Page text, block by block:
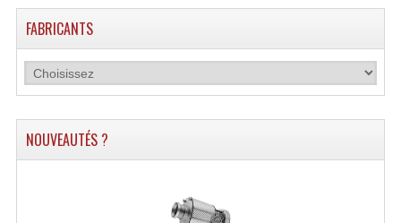
Digital Package Et Logiciel
Enregistreur Numérique
Limiteur De Niveau Sonore
FABRICANTS
NOUVEAUTÉS ?